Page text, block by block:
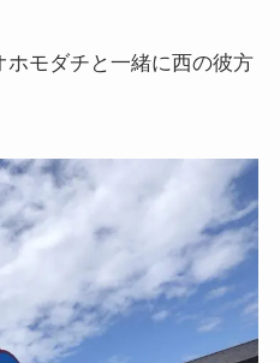
モダチと一緒に西の彼方